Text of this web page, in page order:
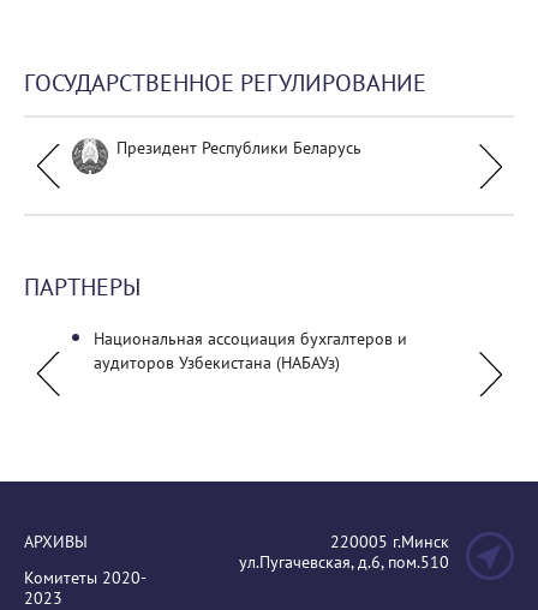
ГОСУДАРСТВЕННОЕ РЕГУЛИРОВАНИЕ
Президент Республики Беларусь
ПАРТНЕРЫ
Национальная ассоциация бухгалтеров и
аудиторов Узбекистана (НАБАУз)
АРХИВЫ
Комитеты 2020-
2023
220005 г.Минск
ул.Пугачевская, д.6, пом.510